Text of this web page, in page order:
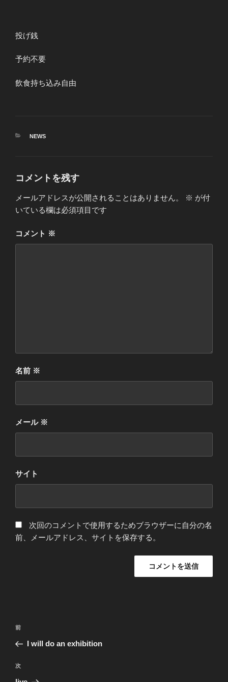
投げ銭
予約不要
飲食持ち込み自由
カ
ー
NEWS
コメントを残す
メールアドレスが公開されることはありません。 ※ が付
いている欄は必須項目です
コメント ※
名前 ※
メール ※
サイト
次回のコメントで使用するためブラウザーに自分の名
前、メールアドレス、サイトを保存する。
投
ナ
ビ
ゲ
前
の
稿
前
I will do an exhibition
次
の
次